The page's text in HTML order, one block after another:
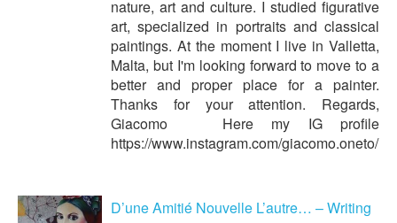
nature, art and culture. I studied figurative
art, specialized in portraits and classical
paintings. At the moment I live in Valletta,
Malta, but I'm looking forward to move to a
better and proper place for a painter.
Thanks for your attention. Regards,
Giacomo Here my IG profile
https://www.instagram.com/giacomo.oneto/
D’une Amitié Nouvelle L’autre… – Writing